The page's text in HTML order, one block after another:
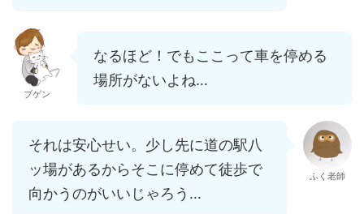
ブゲン
なるほど！でもここって車を停める
場所がないよね…
それは安心せい。少し先に道の駅八
ッ場があるからそこに停めて徒歩で
向かうのがいいじゃろう…
ふく老師